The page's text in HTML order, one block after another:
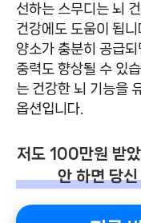
선하는 스무디는 뇌
건강에도 도움이 됩
양소가 충분히 공급
중력도 향상될 수 있
는 건강한 뇌 기능을
옵션입니다.
저도 100만원 받
안 하면 당